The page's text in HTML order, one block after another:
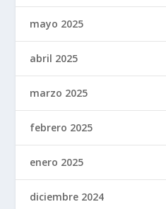
mayo 2025
abril 2025
marzo 2025
febrero 2025
enero 2025
diciembre 2024